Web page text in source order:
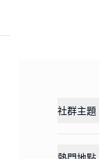
社群主題